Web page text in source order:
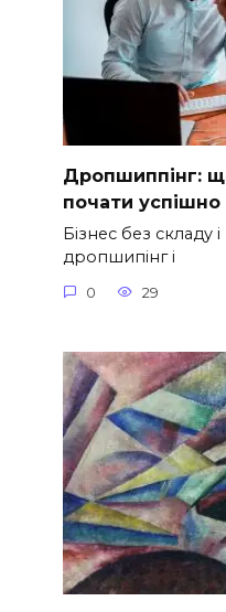
Дропшиппінг:
почати
Бізнес без складу
дропшипінг і
0 29